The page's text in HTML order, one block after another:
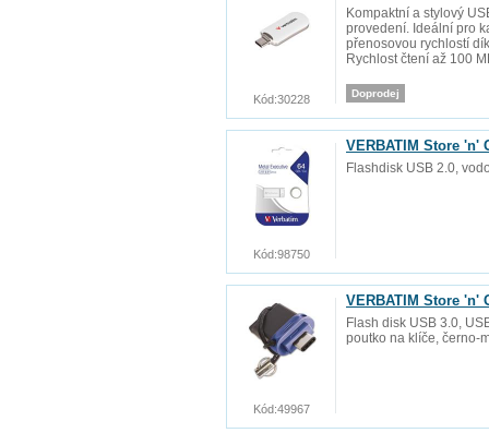
Kompaktní a stylový
provedení. Ideální pro
přenosovou rychlostí
Rychlost čtení až 100
Doprodej
Kód:30228
VERBATIM Store 'n'
Flashdisk USB 2.0,
Kód:98750
VERBATIM Store 'n'
Flash disk USB 3.0,
poutko na klíče, černo-
Kód:49967